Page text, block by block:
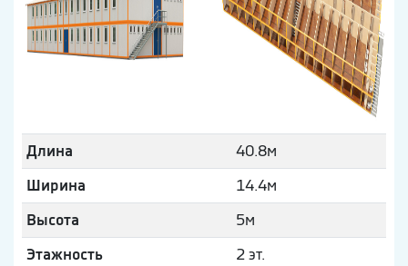
Длина
40.8м
Ширина
14.4м
Высота
5м
Этажность
2 эт.